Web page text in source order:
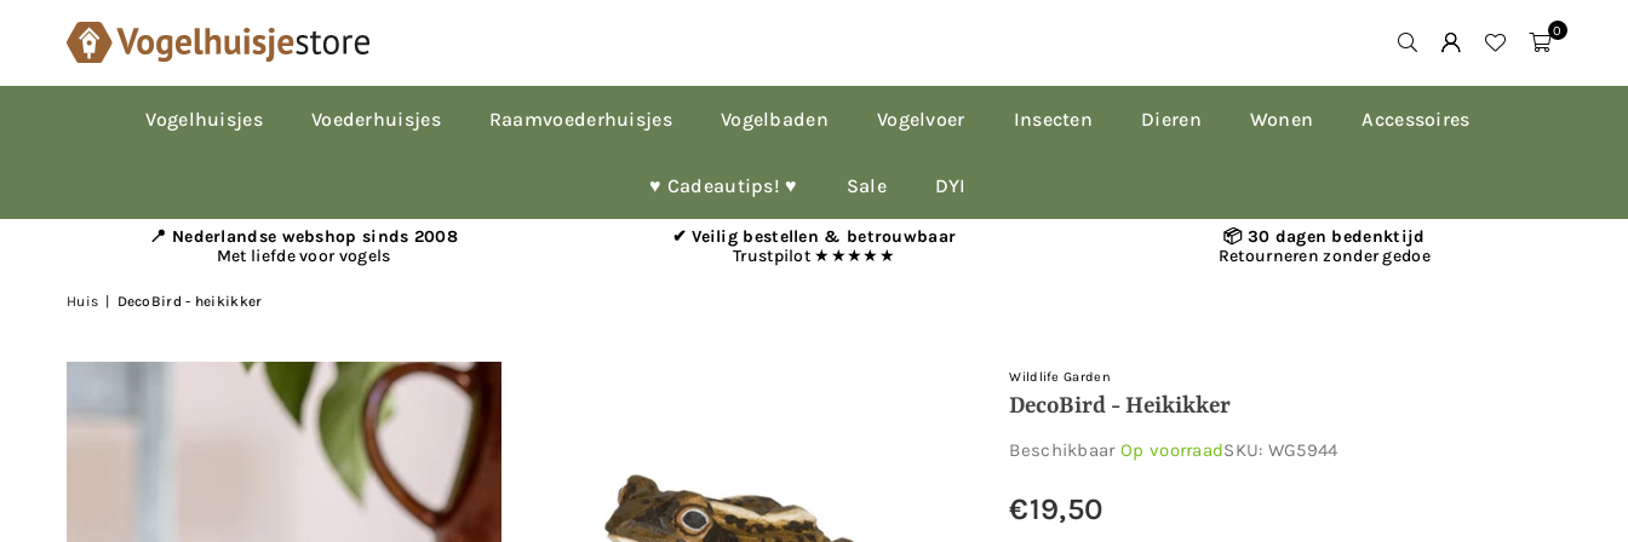
0
Vogelhuisjes Voederhuisjes Raamvoederhuisjes Vogelbaden Vogelvoer Insecten Dieren Wonen Accessoires
♥︎ Cadeautips! ♥︎ Sale DYI
📍 Nederlandse webshop sinds 2008
Met liefde voor vogels
✔ Veilig bestellen & betrouwbaar
Trustpilot ★★★★★
📦 30 dagen bedenktijd
Retourneren zonder gedoe
Huis DecoBird - heikikker
Wildlife Garden
DecoBird - Heikikker
Beschikbaar Op voorraadSKU: WG5944
Normale
€19,50